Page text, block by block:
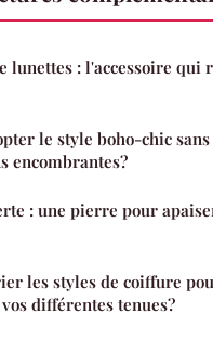
lunettes : l'accessoire qui
le style boho-chic
encombrantes?
: une pierre pour
les styles de coiffure
différentes tenues?